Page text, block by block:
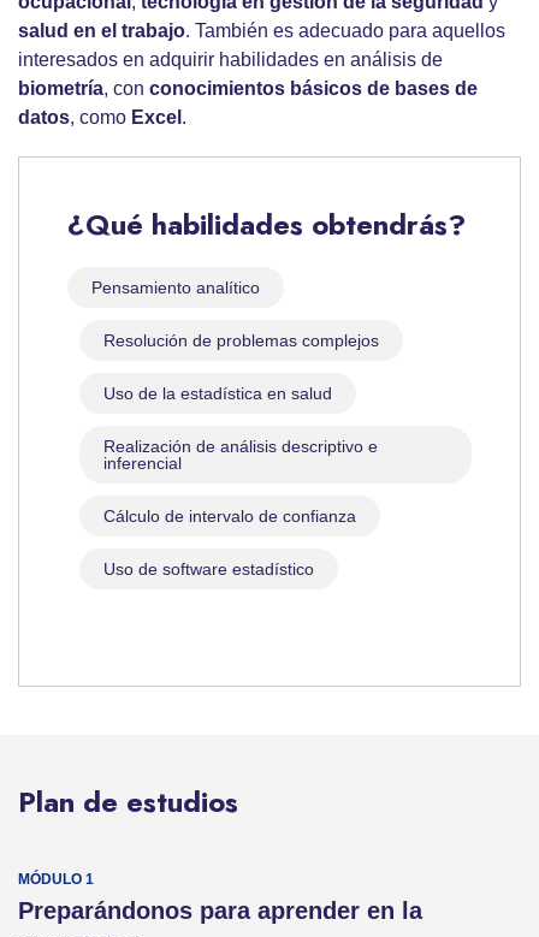
salud en el trabajo. También es adecuado para aquellos
interesados en adquirir habilidades en análisis de
biometría, con conocimientos básicos de bases de
datos, como Excel .
¿Qué habilidades obtendrás?
Pensamiento analítico
Resolución de problemas complejos
Uso de la estadística en salud
Realización de análisis descriptivo e
inferencial
Cálculo de intervalo de confianza
Uso de software estadístico
Plan de estudios
Preparándonos para aprender en la